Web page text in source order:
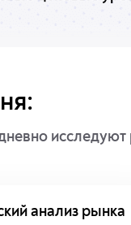
анализ рынка